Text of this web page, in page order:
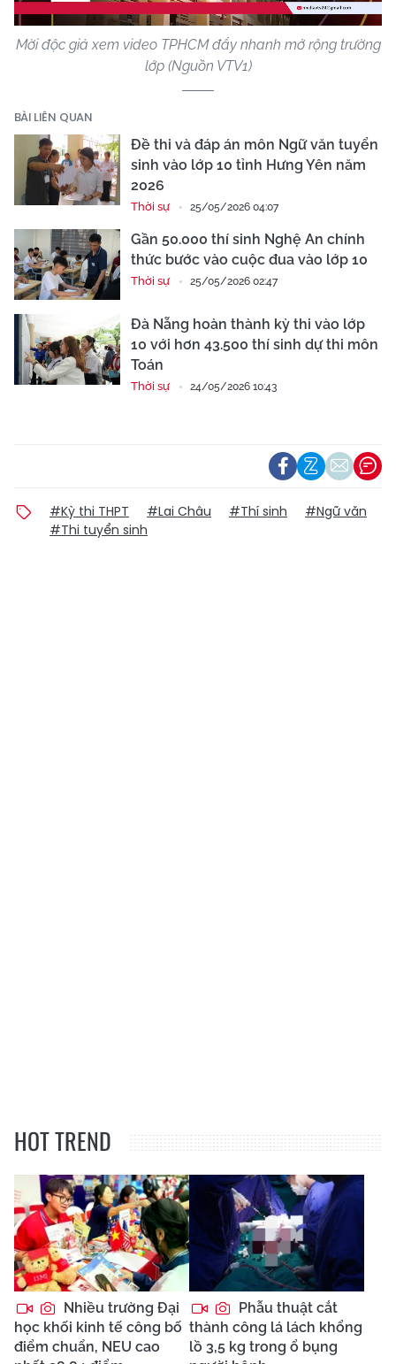
Mời độc giả xem video TPHCM đẩy nhanh mở rộng trường
lớp (Nguồn VTV1)
BÀI LIÊN QUAN
Đề thi và đáp án môn Ngữ văn tuyển
sinh vào lớp 10 tỉnh Hưng Yên năm
2026
Thời sự 25/05/2026 04:07
Gần 50.000 thí sinh Nghệ An chính
thức bước vào cuộc đua vào lớp 10
Thời sự 25/05/2026 02:47
Đà Nẵng hoàn thành kỳ thi vào lớp
10 với hơn 43.500 thí sinh dự thi môn
Toán
Thời sự 24/05/2026 10:43
#Kỳ thi THPT #Lai Châu #Thí sinh
#Ngữ văn
#Thi tuyển sinh
HOT TREND
Nhiều trường Đại
học khối kinh tế công bố
điểm chuẩn, NEU cao
Phẫu thuật cắt
thành công lá lách khổng
lồ 3,5 kg trong ổ bụng